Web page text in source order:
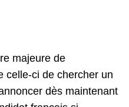
majeure de
celle-ci de chercher un
dès maintenant